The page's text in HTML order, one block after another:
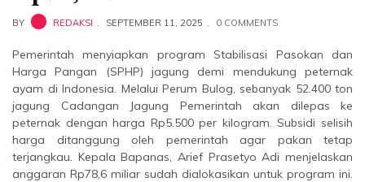
BY REDAKSI SEPTEMBER 11, 2025 0 COMMENTS
Pemerintah menyiapkan program Stabilisasi Pasokan dan
Harga Pangan (SPHP) jagung demi mendukung peternak
ayam di Indonesia. Melalui Perum Bulog, sebanyak 52.400 ton
jagung Cadangan Jagung Pemerintah akan dilepas ke
peternak dengan harga Rp5.500 per kilogram. Subsidi selisih
harga ditanggung oleh pemerintah agar pakan tetap
terjangkau. Kepala Bapanas, Arief Prasetyo Adi menjelaskan
anggaran Rp78,6 miliar sudah dialokasikan untuk program ini.